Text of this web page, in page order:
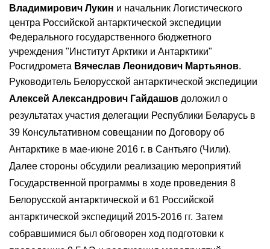
Владимирович Лукин и начальник Логистического
центра Российской антарктической экспедиции
Федерального государственного бюджетного
учреждения "Институт Арктики и Антарктики"
Росгидромета Вячеслав Леонидович Мартьянов.
Руководитель Белорусской антарктической экспедиции
Алексей Александрович Гайдашов доложил о
результатах участия делегации Республики Беларусь в
39 Консультативном совещании по Договору об
Антарктике в мае-июне 2016 г. в Сантьяго (Чили).
Далее стороны обсудили реализацию мероприятий
Государственной программы в ходе проведения 8
Белорусской антарктической и 61 Российской
антарктической экспедиций 2015-2016 гг. Затем
собравшимися был обговорен ход подготовки к